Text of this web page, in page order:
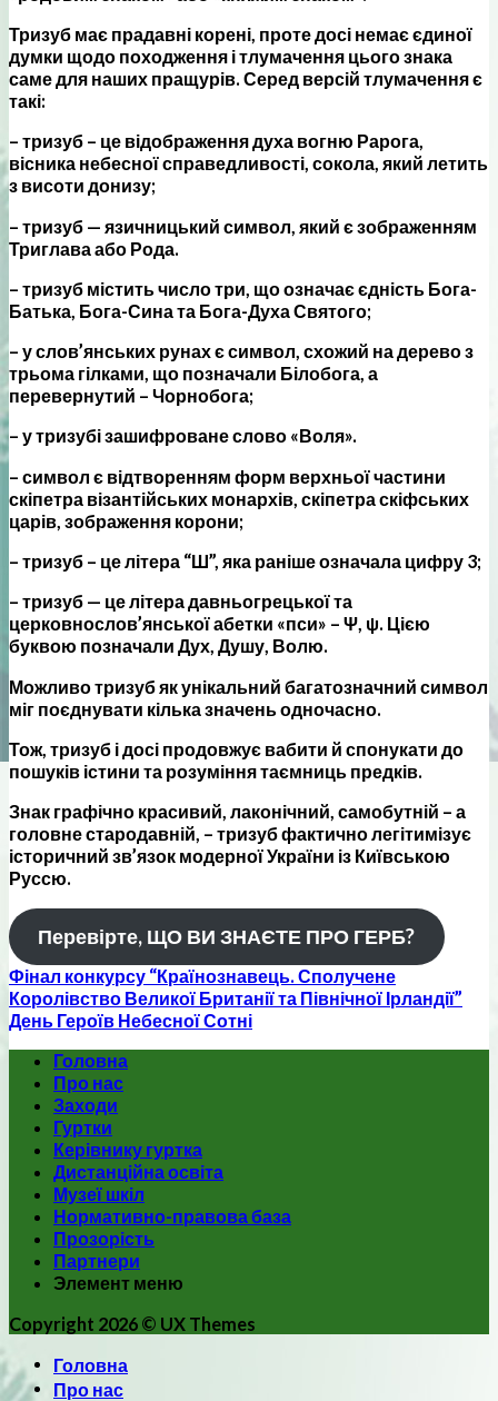
Тризуб має прадавні корені, проте досі немає єдиної
думки щодо походження і тлумачення цього знака
саме для наших пращурів. Серед версій тлумачення є
такі:
– тризуб – це відображення духа вогню Рарога,
вісника небесної справедливості, сокола, який летить
з висоти донизу;
– тризуб — язичницький символ, який є зображенням
Триглава або Рода.
– тризуб містить число три, що означає єдність Бога-
Батька, Бога-Сина та Бога-Духа Святого;
– у слов’янських рунах є символ, схожий на дерево з
трьома гілками, що позначали Білобога, а
перевернутий – Чорнобога;
– у тризубі зашифроване слово «Воля».
– символ є відтворенням форм верхньої частини
скіпетра візантійських монархів, скіпетра скіфських
царів, зображення корони;
– тризуб – це літера “Ш”, яка раніше означала цифру 3;
– тризуб — це літера давньогрецької та
церковнослов’янської абетки «пси» – Ψ, ψ. Цією
буквою позначали Дух, Душу, Волю.
Можливо тризуб як унікальний багатозначний символ
міг поєднувати кілька значень одночасно.
Тож, тризуб і досі продовжує вабити й спонукати до
пошуків істини та розуміння таємниць предків.
Знак графічно красивий, лаконічний, самобутній – а
головне стародавній, – тризуб фактично легітимізує
історичний зв’язок модерної України із Київською
Руссю.
Перевірте, ЩО ВИ ЗНАЄТЕ ПРО ГЕРБ?
Фінал конкурсу “Країнознавець. Сполучене
Королівство Великої Британії та Північної Ірландії”
День Героїв Небесної Сотні
Головна
Про нас
Заходи
Гуртки
Керівнику гуртка
Дистанційна освіта
Музеї шкіл
Нормативно-правова база
Прозорість
Партнери
Элемент меню
Copyright 2026 © UX Themes
Головна
Про нас